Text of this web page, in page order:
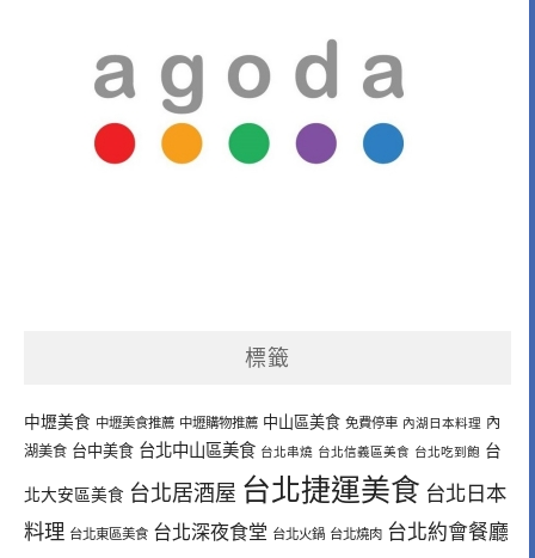
標籤
中壢美食 中壢美食推薦 中壢購物推薦 中山區美食 免費停車 內湖日本料理 內
湖美食 台中美食 台北中山區美食 台北串燒 台北信義區美食 台北吃到飽 台
北大安區美食 台北居酒屋 台北捷運美食 台北日本
料理 台北東區美食 台北深夜食堂 台北火鍋 台北燒肉 台北約會餐廳